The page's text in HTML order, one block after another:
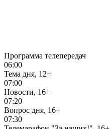
Программа телепередач
06:00
Тема дня, 12+
07:00
Новости, 16+
07:20
Вопрос дня, 16+
07:30